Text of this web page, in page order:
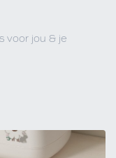
voor jou & je